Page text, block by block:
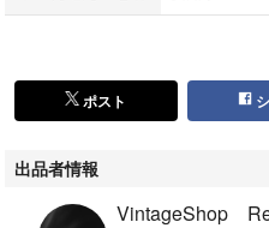
オープンポケット 2
チャックポケット 1
【素材】
レザー
ポスト
出品者情報
VintageShop